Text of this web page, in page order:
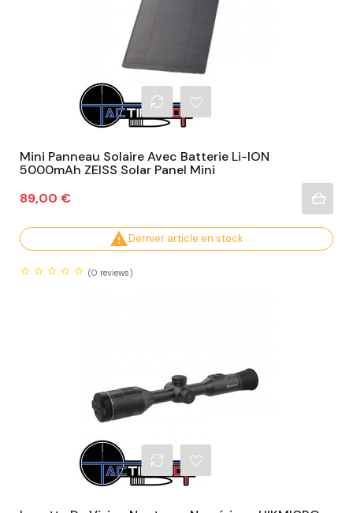
Mini Panneau Solaire Avec Batterie Li-ION
5000mAh ZEISS Solar Panel Mini
Prix
89,00 €
Dernier article en stock
(0 reviews)